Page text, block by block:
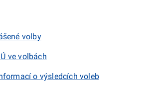
volby
ve volbách
o výsledcích voleb